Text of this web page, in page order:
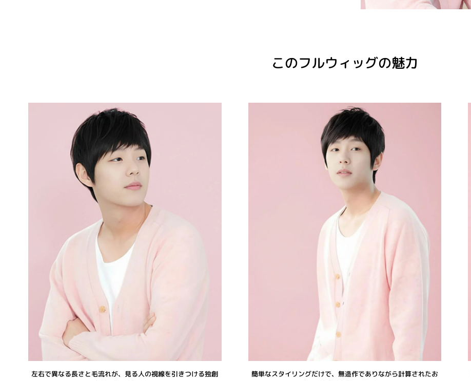
このフルウィッグの魅力
左右で異なる長さと毛流れが、見る人の視線を引きつける独創
簡単なスタイリングだけで、無造作でありながら計算されたお